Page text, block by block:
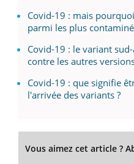
Covid-19 : mais
parmi les plus
Covid-19 : le variant
contre les autres
Covid-19 : que signifie
l'arrivée des variants ?
Vous aimez cet article ?